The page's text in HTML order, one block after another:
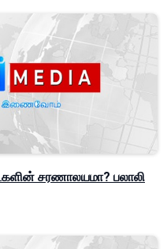
சரணாலயமா? பலாலி